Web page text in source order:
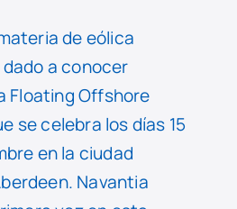
de eólica
a conocer
Floating Offshore
se celebra los días 15
en la ciudad
Navantia